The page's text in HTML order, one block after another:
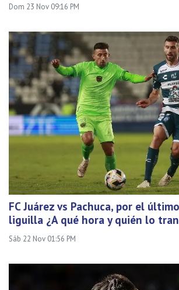
Dom 23 Nov 09:16 PM
FC Juárez vs Pachuca, por el
liguilla ¿A qué hora y quién lo
Sáb 22 Nov 01:56 PM